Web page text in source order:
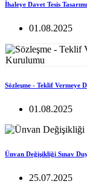
İhaleye Davet Tesis
01.08.2025
Sözleşme - Teklif Vermeye
01.08.2025
Ünvan Değişikliği Sınav
25.07.2025